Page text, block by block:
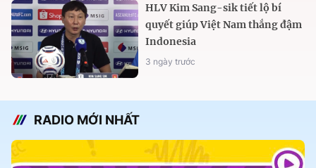
HLV Kim Sang-sik tiết lộ bí
quyết giúp Việt Nam thắng đậm
Indonesia
3 ngày trước
RADIO MỚI NHẤT